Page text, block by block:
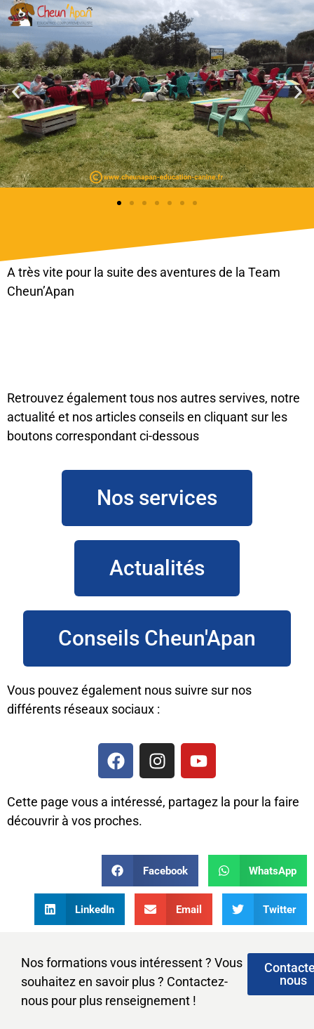
A très vite pour la suite des aventures de la Team
Cheun’Apan
Retrouvez également tous nos autres servives, notre
actualité et nos articles conseils en cliquant sur les
boutons correspondant ci-dessous
Nos services
Actualités
Conseils Cheun'Apan
Vous pouvez également nous suivre sur nos
différents réseaux sociaux :
Cette page vous a intéressé, partagez la pour la faire
découvrir à vos proches.
Facebook WhatsApp
LinkedIn Email Twitter
Nos formations vous intéressent ? Vous
souhaitez en savoir plus ? Contactez-
nous pour plus renseignement !
nous